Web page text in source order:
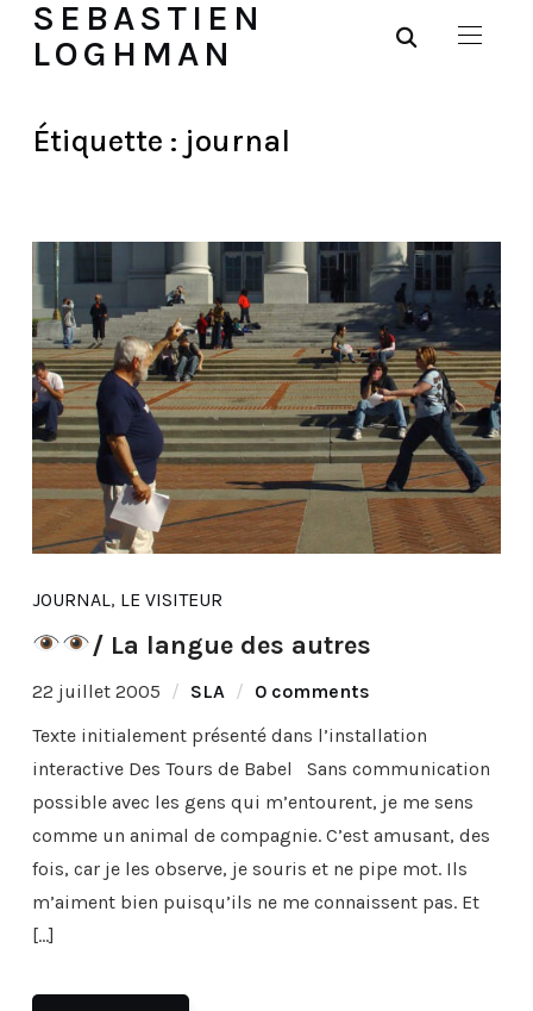
SEBASTIEN
LOGHMAN
Étiquette : journal
JOURNAL, LE VISITEUR
/ La langue des autres
22 juillet 2005 SLA
0 comments
Texte initialement présenté dans l’installation
interactive Des Tours de Babel Sans communication
possible avec les gens qui m’entourent, je me sens
comme un animal de compagnie. C’est amusant, des
fois, car je les observe, je souris et ne pipe mot. Ils
m’aiment bien puisqu’ils ne me connaissent pas. Et
[…]